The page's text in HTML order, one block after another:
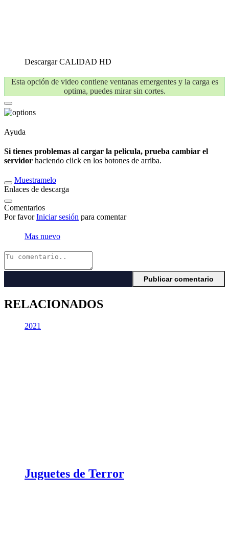
DescargarCALIDAD HD
Esta opción de video contiene ventanas emergentes y la carga es
optima, puedes mirar sin cortes.
Ayuda
Si tienes problemas al cargar la pelicula, prueba cambiar el
servidor haciendo click en los botones de arriba.
Muestramelo
Enlaces de descarga
Comentarios
Por favorIniciar sesión para comentar
Mas nuevo
RELACIONADOS
2021
Juguetes de Terror